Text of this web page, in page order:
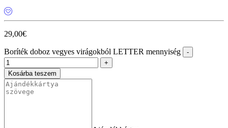
29,00€
Boríték doboz vegyes virágokból LETTER mennyiség
Kosárba teszem